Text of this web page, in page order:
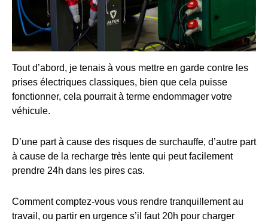
Tout d’abord, je tenais à vous mettre en garde contre les
prises électriques classiques, bien que cela puisse
fonctionner, cela pourrait à terme endommager votre
véhicule.
D’une part à cause des risques de surchauffe, d’autre part
à cause de la recharge très lente qui peut facilement
prendre 24h dans les pires cas.
Comment comptez-vous vous rendre tranquillement au
travail, ou partir en urgence s’il faut 20h pour charger